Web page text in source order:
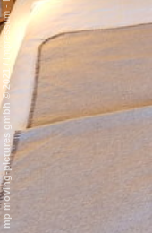
mp moving-pictures gmbh © 2021
/
Impressum
-